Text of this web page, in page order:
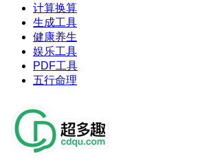
计算换算
生成工具
健康养生
娱乐工具
PDF工具
五行命理